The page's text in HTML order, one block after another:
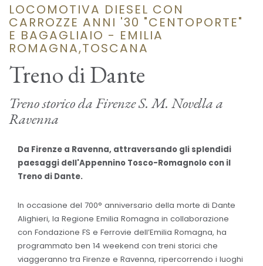
LOCOMOTIVA DIESEL CON
CARROZZE ANNI '30 "CENTOPORTE"
E BAGAGLIAIO - EMILIA
ROMAGNA,TOSCANA
Treno di Dante
Treno storico da Firenze S. M. Novella a
Ravenna
Da Firenze a Ravenna, attraversando gli splendidi
paesaggi dell'Appennino Tosco-Romagnolo con il
Treno di Dante.
In occasione del 700° anniversario della morte di Dante
Alighieri, la Regione Emilia Romagna in collaborazione
con Fondazione FS e Ferrovie dell’Emilia Romagna, ha
programmato ben 14 weekend con treni storici che
viaggeranno tra Firenze e Ravenna, ripercorrendo i luoghi